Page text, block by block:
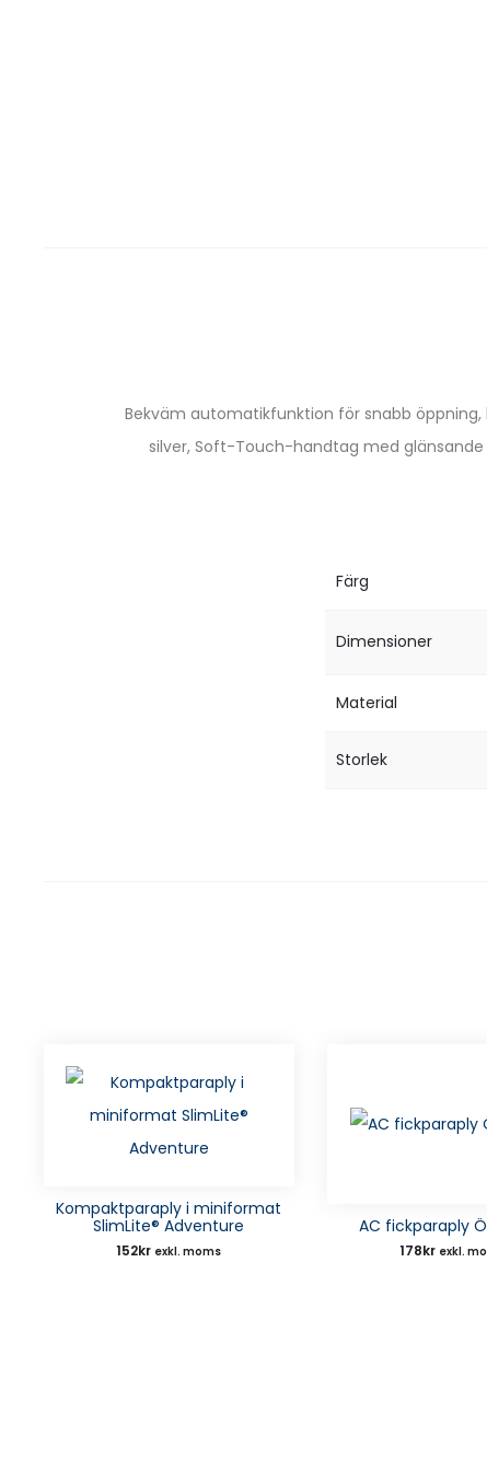
Bekväm automatikfunktion för snabb
silver, Soft-Touch-handtag med
Färg
Dimensioner
Material
Storlek
Kompaktparaply i miniformat
SlimLite® Adventure
152kr exkl. moms
AC fickparaply
178kr exkl.